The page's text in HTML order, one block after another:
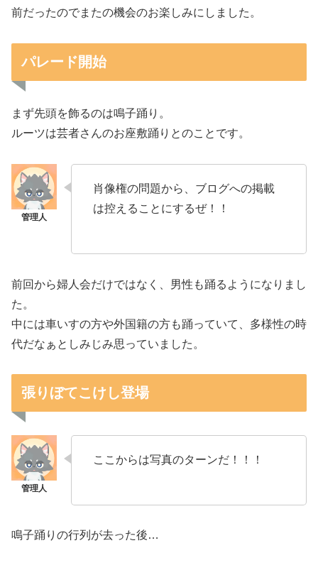
前だったのでまたの機会のお楽しみにしました。
パレード開始
まず先頭を飾るのは鳴子踊り。
ルーツは芸者さんのお座敷踊りとのことです。
肖像権の問題から、ブログへの掲載
は控えることにするぜ！！
前回から婦人会だけではなく、男性も踊るようになりまし
た。
中には車いすの方や外国籍の方も踊っていて、多様性の時
代だなぁとしみじみ思っていました。
張りぼてこけし登場
ここからは写真のターンだ！！！
鳴子踊りの行列が去った後…